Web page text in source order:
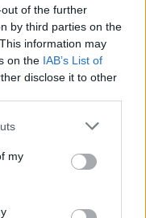
of the further
by third parties on the
information may
on the IAB’s List of
disclose it to other
one or more Google
You may click to
third-party tags to
in below Google
my